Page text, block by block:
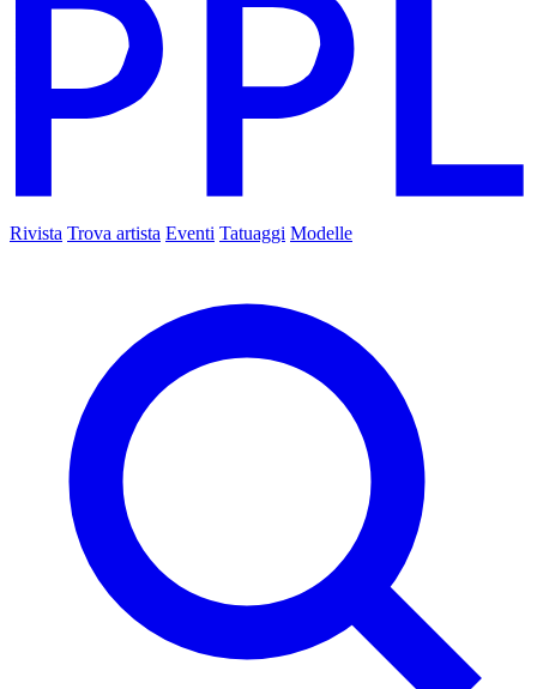
Rivista Trova artista Eventi Tatuaggi Modelle